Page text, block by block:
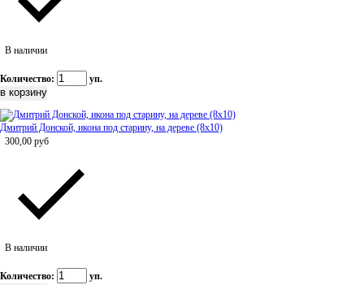
В наличии
Количество: уп.
Дмитрий Донской, икона под старину, на дереве (8x10)
300,00 руб
В наличии
Количество: уп.